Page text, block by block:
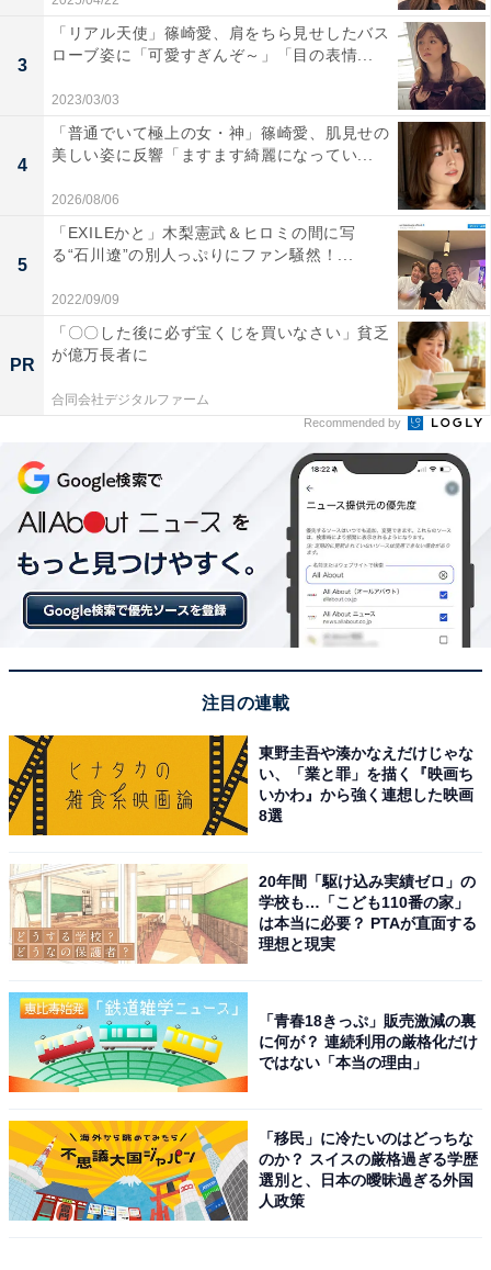
3
「リアル天使」篠崎愛、肩をちら見せしたバス
ローブ姿に「可愛すぎんぞ～」「目の表情...
2023/03/03
4
「普通でいて極上の女・神」篠崎愛、肌見せの
美しい姿に反響「ますます綺麗になってい...
2026/08/06
5
「EXILEかと」木梨憲武＆ヒロミの間に写
る“石川遼”の別人っぷりにファン騒然！...
2022/09/09
PR
「〇〇した後に必ず宝くじを買いなさい」貧乏
が億万長者に
合同会社デジタルファーム
Recommended by
注目の連載
東野圭吾や湊かなえだけじゃな
い、「業と罪」を描く『映画ち
いかわ』から強く連想した映画
8選
20年間「駆け込み実績ゼロ」の
学校も…「こども110番の家」
は本当に必要？ PTAが直面する
理想と現実
「青春18きっぷ」販売激減の裏
に何が？ 連続利用の厳格化だけ
ではない「本当の理由」
「移民」に冷たいのはどっちな
のか？ スイスの厳格過ぎる学歴
選別と、日本の曖昧過ぎる外国
人政策